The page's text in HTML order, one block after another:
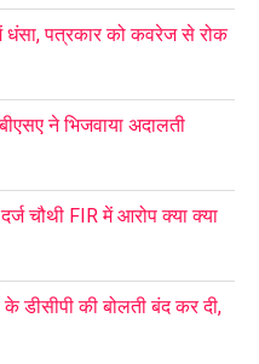
पत्रकार को कवरेज से रोक
ने भिजवाया अदालती
चौथी FIR में आरोप क्या क्या
डीसीपी की बोलती बंद कर दी,